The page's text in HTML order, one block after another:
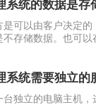
系统的数据是存
是可以由客户决定
不存储数据。也可
系统需要独立的
独立的电脑主机，